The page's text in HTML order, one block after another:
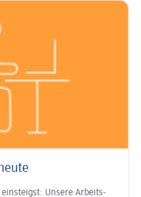
einsteigst: Unsere Arbeits­